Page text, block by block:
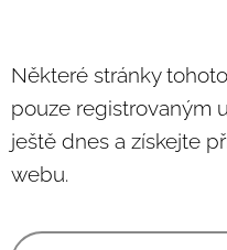
Některé stránky
pouze registrovaným
ještě dnes a získejte
webu.